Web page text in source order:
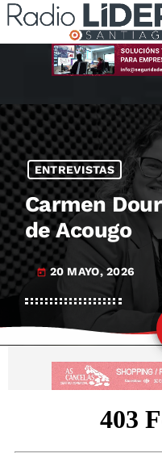
ENTREVISTAS
Carmen
de Acougo
today 20 MAYO, 2026